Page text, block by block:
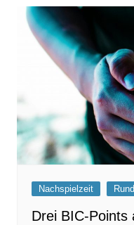
Nachspielzeit
Drei BIC-Points